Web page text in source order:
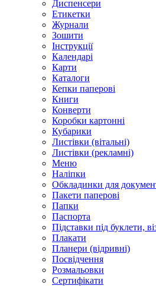
Диспенсери
Етикетки
Журнали
Зошити
Інструкції
Календарі
Карти
Каталоги
Кепки паперові
Книги
Конверти
Коробки картонні
Кубарики
Листівки (вітальні)
Листівки (рекламні)
Меню
Наліпки
Обкладинки для
Пакети паперові
Папки
Паспорта
Підставки під буклети,
Плакати
Планери (відривні)
Посвідчення
Розмальовки
Сертифікати